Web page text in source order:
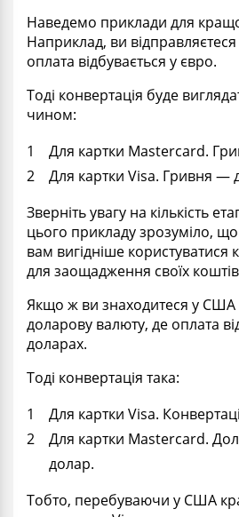
Наведемо приклади для
Наприклад, ви
оплата відбувається у євро.
Тоді конвертація буде
чином:
Для картки Mastercard.
Для картки Visa. Гривня —
Зверніть увагу на кількість
цього прикладу зрозуміло,
вам вигідніше
для заощадження своїх
Якщо ж ви знаходитеся у США
доларову валюту, де оплата
доларах.
Тоді конвертація така:
Для картки Visa.
Для картки Mastercard.
долар.
Тобто, перебуваючи у США